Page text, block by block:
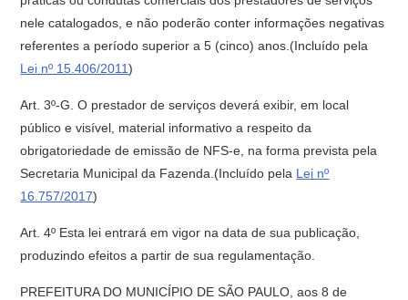
nele catalogados, e não poderão conter informações negativas
referentes a período superior a 5 (cinco) anos.(Incluído pela
Lei nº 15.406/2011)
Art. 3º-G. O prestador de serviços deverá exibir, em local
público e visível, material informativo a respeito da
obrigatoriedade de emissão de NFS-e, na forma prevista pela
Secretaria Municipal da Fazenda.(Incluído pela Lei nº
16.757/2017)
Art. 4º Esta lei entrará em vigor na data de sua publicação,
produzindo efeitos a partir de sua regulamentação.
PREFEITURA DO MUNICÍPIO DE SÃO PAULO, aos 8 de